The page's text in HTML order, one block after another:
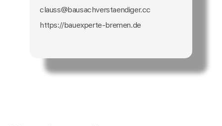
clauss@bausachverstaendiger.cc
https://bauexperte-bremen.de